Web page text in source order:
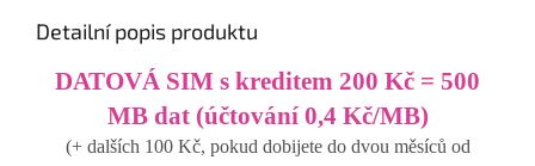
Detailní popis produktu
DATOVÁ SIM s kreditem 200 Kč = 500
MB dat (účtování 0,4 Kč/MB)
(+ dalších 100 Kč, pokud dobijete do dvou měsíců od